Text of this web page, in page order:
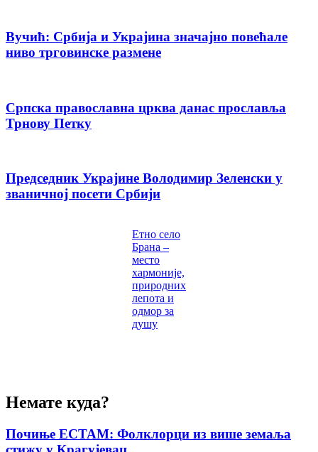
Вучић: Србија и Украјина значајно повећале
ниво трговинске размене
Српска православна црква данас прославља
Трнову Петку
Председник Украјине Володимир Зеленски у
званичној посети Србији
Етно село
Брана –
место
хармоније,
природних
лепота и
одмор за
душу
Немате куда?
Почиње ЕСТАМ: Фолклорци из више земаља